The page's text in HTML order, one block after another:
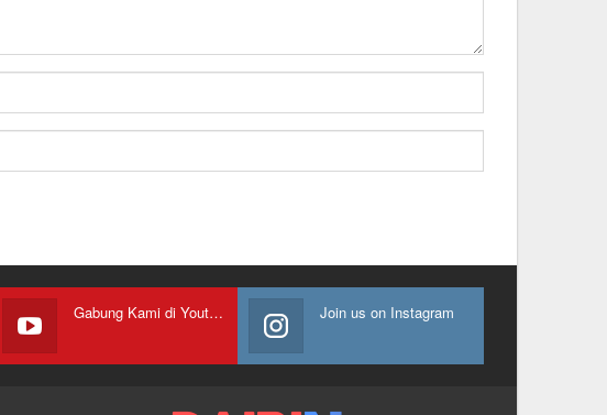
Gabung Kami di Youtube Join us on Instagram